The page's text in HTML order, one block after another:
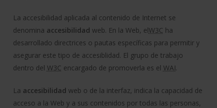
La accesibilidad aplicada al contenido de Internet se
denomina accesibilidad web. En la Web, elW3C ha
desarrollado directrices o pautas específicas para permitir y
asegurar este tipo de accesiblidad. El grupo de trabajo
dentro del W3C encargado de promoverla es el WAI.
La accesibilidad web o de la interfaz, indica la capacidad de
acceso a la Web y a sus contenidos por todas las personas,